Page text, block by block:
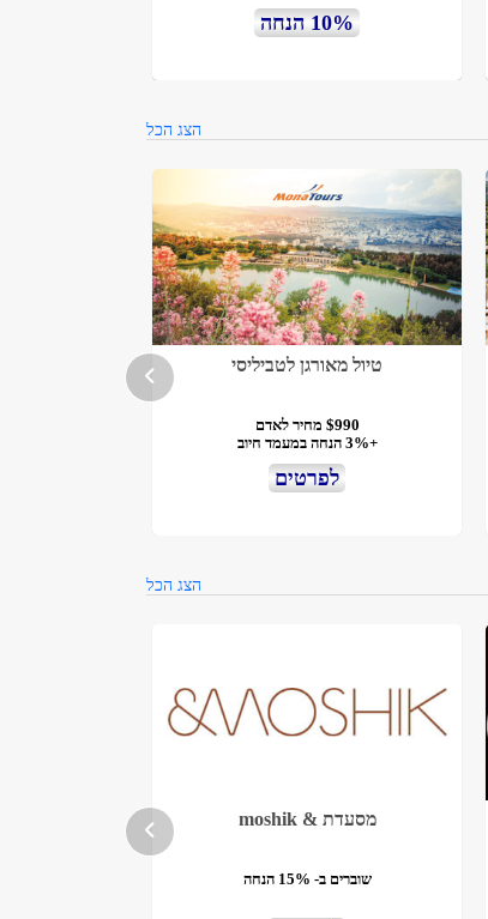
10% הנחה
הצג הכל
טיול מאורגן לטביליסי
$990 מחיר לאדם
+3% הנחה במעמד חיוב
לפרטים
הצג הכל
מסעדת & moshik
שוברים ב- 15% הנחה